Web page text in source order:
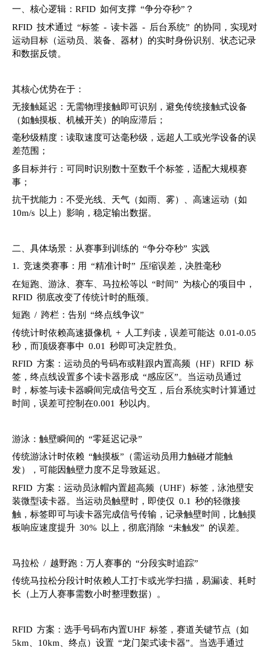
一、核心逻辑：RFID 如何支撑 “争分夺秒”？
RFID 技术通过 “标签 - 读卡器 - 后台系统” 的协同，实现对
运动目标（运动员、装备、器材）的实时身份识别、状态记录
和数据反馈。
其核心优势在于：
无接触延迟：无需物理接触即可识别，避免传统接触式设备
（如触摸板、机械开关）的响应滞后；
毫秒级精度：读取速度可达毫秒级，远超人工或光学设备的误
差范围；
多目标并行：可同时识别数十至数千个标签，适配大规模赛
事；
抗干扰能力：不受光线、天气（如雨、雾）、高速运动（如
10m/s 以上）影响，稳定输出数据。
二、具体场景：从赛事到训练的 “争分夺秒” 实践
1. 竞速类赛事：用 “精准计时” 压缩误差，决胜毫秒
在短跑、游泳、赛车、马拉松等以 “时间” 为核心的项目中，
RFID 彻底改变了传统计时的瓶颈。
短跑 / 跨栏：告别 “终点线争议”
传统计时依赖高速摄像机 + 人工判读，误差可能达 0.01-0.05
秒，而顶级赛事中 0.01 秒即可决定胜负。
RFID 方案：运动员的号码布或鞋跟内置高频（HF）RFID 标
签，终点线设置多个读卡器形成 “感应区”。当运动员通过
时，标签与读卡器瞬间完成信号交互，后台系统实时计算通过
时间，误差可控制在0.001 秒以内。
游泳：触壁瞬间的 “零延迟记录”
传统游泳计时依赖 “触摸板”（需运动员用力触碰才能触
发），可能因触壁力度不足导致延迟。
RFID 方案：运动员泳帽内置超高频（UHF）标签，泳池壁安
装微型读卡器。当运动员触壁时，即使仅 0.1 秒的轻微接
触，标签即可与读卡器完成信号传输，记录触壁时间，比触摸
板响应速度提升 30% 以上，彻底消除 “未触发” 的误差。
马拉松 / 越野跑：万人赛事的 “分段实时追踪”
传统马拉松分段计时依赖人工打卡或光学扫描，易漏读、耗时
长（上万人赛事需数小时整理数据）。
RFID 方案：选手号码布内置UHF 标签，赛道关键节点（如
5km、10km、终点）设置 “龙门架式读卡器”。当选手通过